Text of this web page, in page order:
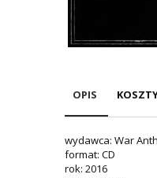
OPIS
wydawca: War
format: CD
rok: 2016